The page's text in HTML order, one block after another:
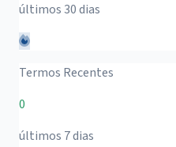
últimos 30 dias
Termos Recentes
0
últimos 7 dias